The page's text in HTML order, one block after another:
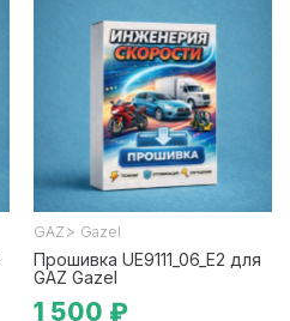
GAZ > Gazel
Прошивка UE9111_06_E2 для
GAZ Gazel
1 500 ₽